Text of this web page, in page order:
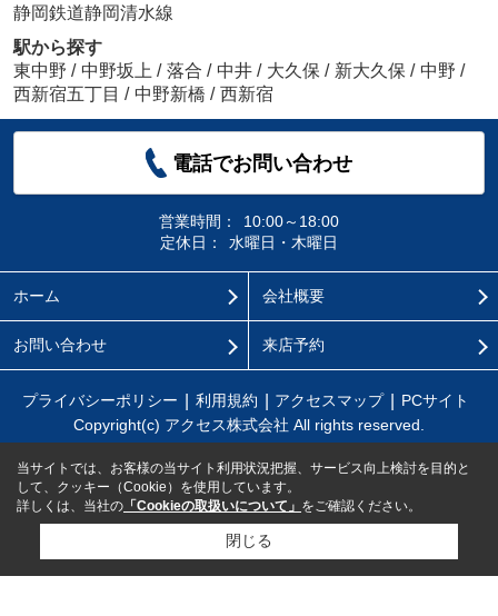
静岡鉄道静岡清水線
駅から探す
東中野 / 中野坂上 / 落合 / 中井 / 大久保 / 新大久保 / 中野 /
西新宿五丁目 / 中野新橋 / 西新宿
電話でお問い合わせ
営業時間：
10:00～18:00
定休日：
水曜日・木曜日
ホーム 会社概要
お問い合わせ 来店予約
プライバシーポリシー 利用規約 アクセスマップ
PCサイト
Copyright(c) アクセス株式会社 All rights reserved.
当サイトでは、お客様の当サイト利用状況把握、サービス向上検討を目的と
して、クッキー（Cookie）を使用しています。
詳しくは、当社の 「Cookieの取扱いについて」 をご確認ください。
閉じる